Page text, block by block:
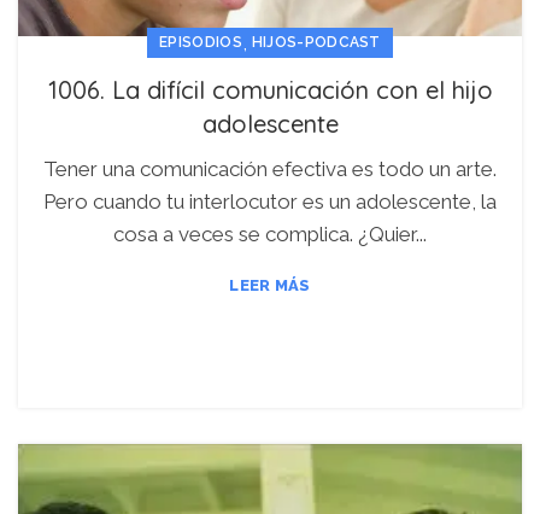
EPISODIOS, HIJOS-PODCAST
1006. La difícil comunicación con el hijo
adolescente
Tener una comunicación efectiva es todo un arte.
Pero cuando tu interlocutor es un adolescente, la
cosa a veces se complica. ¿Quier...
LEER MÁS